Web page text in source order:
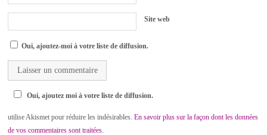
Site web
Oui, ajoutez-moi à votre liste de diffusion.
Oui, ajoutez moi à votre liste de diffusion.
utilise Akismet pour réduire les indésirables.En savoir plus sur la façon dont les données
de vos commentaires sont traitées